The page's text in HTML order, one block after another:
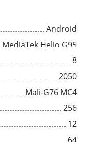
Android
MediaTek Helio G95
8
2050
Mali-G76 MC4
256
12
64